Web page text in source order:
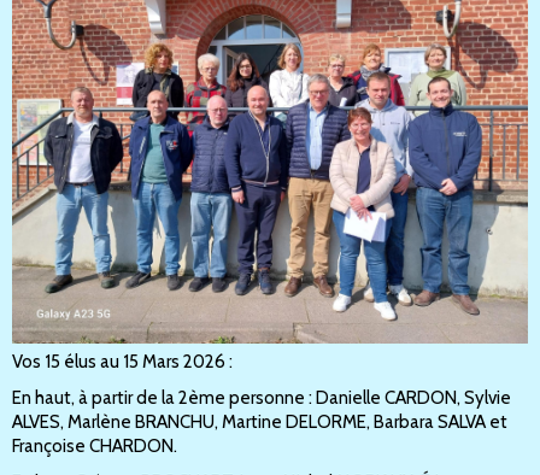
Vos 15 élus au 15 Mars 2026 :
En haut, à partir de la 2ème personne : Danielle CARDON, Sylvie
ALVES, Marlène BRANCHU, Martine DELORME, Barbara SALVA et
Françoise CHARDON.